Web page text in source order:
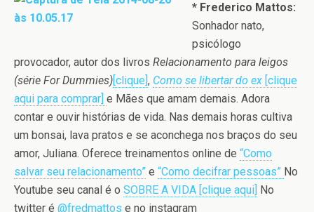
* Frederico Mattos:
Sonhador nato,
psicólogo
provocador, autor dos livros Relacionamento para leigos
(série For Dummies)[clique], Como se libertar do ex [clique
aqui para comprar] e Mães que amam demais. Adora
contar e ouvir histórias de vida. Nas demais horas cultiva
um bonsai, lava pratos e se aconchega nos braços do seu
amor, Juliana. Oferece treinamentos online de “Como
salvar seu relacionamento” e “Como decifrar pessoas” No
Youtube seu canal é o SOBRE A VIDA [clique aqui] No
twitter é @fredmattos e no instagram